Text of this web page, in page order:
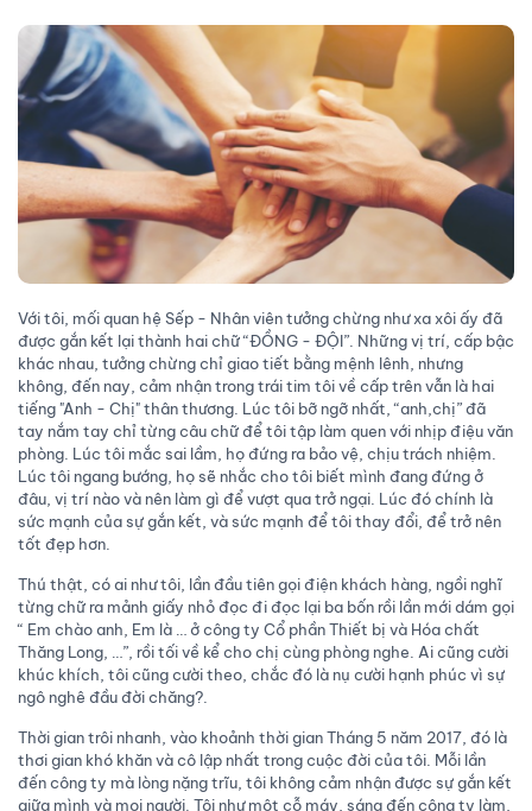
Với tôi, mối quan hệ Sếp - Nhân viên tưởng chừng như xa xôi ấy đã
được gắn kết lại thành hai chữ “ĐỒNG - ĐỘI”. Những vị trí, cấp bậc
khác nhau, tưởng chừng chỉ giao tiết bằng mệnh lênh, nhưng
không, đến nay, cảm nhận trong trái tim tôi về cấp trên vẫn là hai
tiếng "Anh - Chị" thân thương. Lúc tôi bỡ ngỡ nhất, “anh,chị” đã
tay nắm tay chỉ từng câu chữ để tôi tập làm quen với nhịp điệu văn
phòng. Lúc tôi mắc sai lầm, họ đứng ra bảo vệ, chịu trách nhiệm.
Lúc tôi ngang bướng, họ sẽ nhắc cho tôi biết mình đang đứng ở
đâu, vị trí nào và nên làm gì để vượt qua trở ngại. Lúc đó chính là
sức mạnh của sự gắn kết, và sức mạnh để tôi thay đổi, để trở nên
tốt đẹp hơn.
Thú thật, có ai như tôi, lần đầu tiên gọi điện khách hàng, ngồi nghĩ
từng chữ ra mảnh giấy nhỏ đọc đi đọc lại ba bốn rồi lần mới dám gọi
“ Em chào anh, Em là … ở công ty Cổ phần Thiết bị và Hóa chất
Thăng Long, …”, rồi tối về kể cho chị cùng phòng nghe. Ai cũng cười
khúc khích, tôi cũng cười theo, chắc đó là nụ cười hạnh phúc vì sự
ngô nghê đầu đời chăng?.
Thời gian trôi nhanh, vào khoảnh thời gian Tháng 5 năm 2017, đó là
thơi gian khó khăn và cô lập nhất trong cuộc đời của tôi. Mỗi lần
đến công ty mà lòng nặng trĩu, tôi không cảm nhận được sự gắn kết
giữa mình và mọi người. Tôi như một cỗ máy, sáng đến công ty làm,